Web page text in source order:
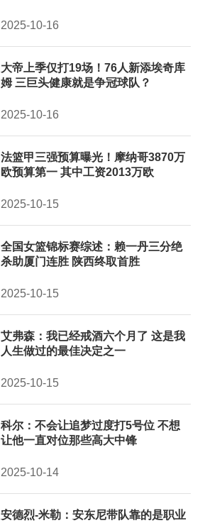
2025-10-16
大帝上季仅打19场！76人新添埃奇库
姆 三巨头健康就是争冠球队？
2025-10-16
法篮甲三强预算曝光！摩纳哥3870万
欧预算第一 其中工资2013万欧
2025-10-15
全国女篮锦标赛综述：赖一丹三分绝
杀助厦门连胜 陕西终取首胜
2025-10-15
艾弗森：我已经戒酒六个月了 这是我
人生做过的最佳决定之一
2025-10-15
科尔：不会让追梦过度打5号位 不想
让他一直对位那些高大中锋
2025-10-14
安德烈-米勒：安东尼带队靠的是职业